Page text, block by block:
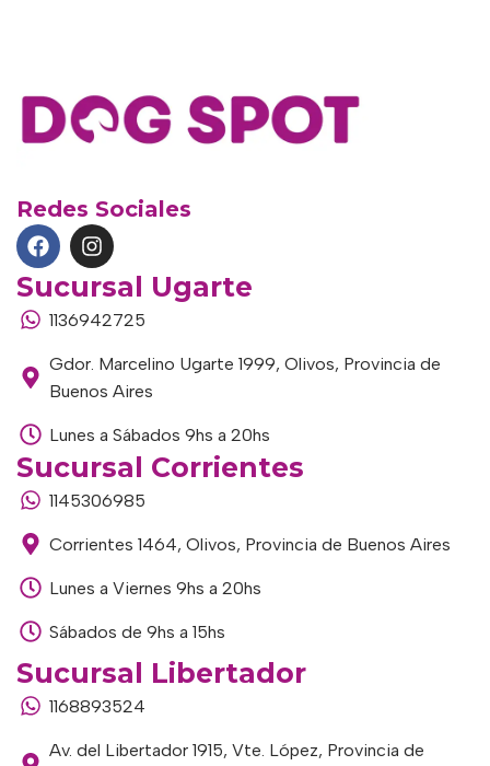
Redes Sociales
Sucursal Ugarte
1136942725
Gdor. Marcelino Ugarte 1999, Olivos, Provincia de
Buenos Aires
Lunes a Sábados 9hs a 20hs
Sucursal Corrientes
1145306985
Corrientes 1464, Olivos, Provincia de Buenos Aires
Lunes a Viernes 9hs a 20hs
Sábados de 9hs a 15hs
Sucursal Libertador
1168893524
Av. del Libertador 1915, Vte. López, Provincia de